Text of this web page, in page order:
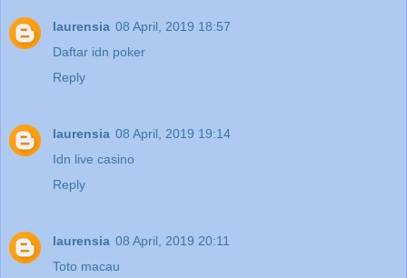
laurensia 08 April, 2019 18:57
Daftar idn poker
Reply
laurensia 08 April, 2019 19:14
Idn live casino
Reply
laurensia 08 April, 2019 20:11
Toto macau